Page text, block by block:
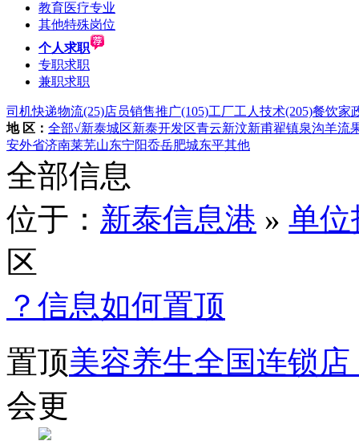
教育医疗专业
其他特殊岗位
个人求职
专职求职
兼职求职
司机快递物流(25)店员销售推广(105)工厂工人技术(205)餐饮家
地 区： 全部√新泰城区新泰开发区青云新汶新甫翟镇泉沟羊流
安外省济南莱芜山东宁阳岙岳肥城东平其他
全部信息
位于： 新泰信息港 » 单位
区
？信息如何置顶
置顶美容养生全国连锁
会更